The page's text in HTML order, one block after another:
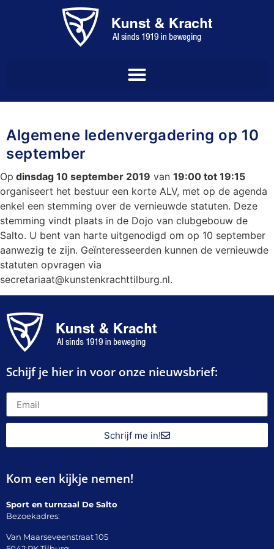
Algemene ledenvergadering op 10
september
Op dinsdag 10 september 2019 van 19:00 tot 19:15
organiseert het bestuur een korte ALV, met op de agenda
enkel een stemming over de vernieuwde statuten. Deze
stemming vindt plaats in de Dojo van clubgebouw de
Salto. U bent van harte uitgenodigd om op 10 september
aanwezig te zijn. Geïnteresseerden kunnen de vernieuwde
statuten opvragen via
secretariaat@kunstenkrachttilburg.nl.
Schijf je hier in voor onze nieuwsbrief:
Schrijf me in!
Kom een kijkje nemen!
Sport en turnzaal De Salto
Bezoekadres:
Van Maarseveenstraat 105